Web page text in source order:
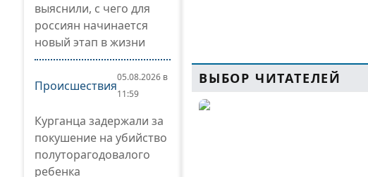
выяснили, с чего для
россиян начинается
новый этап в жизни
Происшествия
05.08.2026 в
11:59
Курганца задержали за
покушение на убийство
полуторагодовалого
ребенка
ВЫБОР ЧИТАТЕЛЕЙ